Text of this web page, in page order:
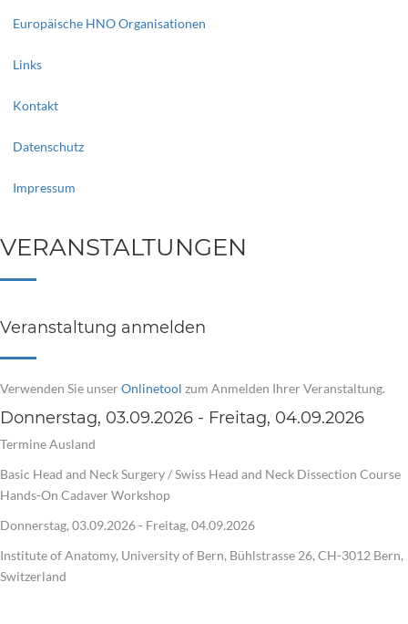
Europäische HNO Organisationen
Links
Kontakt
Datenschutz
Impressum
VERANSTALTUNGEN
Veranstaltung anmelden
Verwenden Sie unser Onlinetool zum Anmelden Ihrer Veranstaltung.
Donnerstag, 03.09.2026 - Freitag, 04.09.2026
Termine Ausland
Basic Head and Neck Surgery / Swiss Head and Neck Dissection Course
Hands-On Cadaver Workshop
Donnerstag, 03.09.2026 - Freitag, 04.09.2026
Institute of Anatomy, University of Bern, Bühlstrasse 26, CH-3012 Bern,
Switzerland